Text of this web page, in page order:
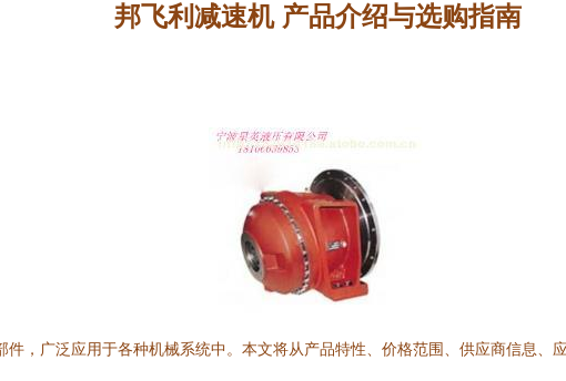
邦飞利减速机 产品介绍与选购指南
，广泛应用于各种机械系统中。本文将从产品特性、价格范围、供应商信息、